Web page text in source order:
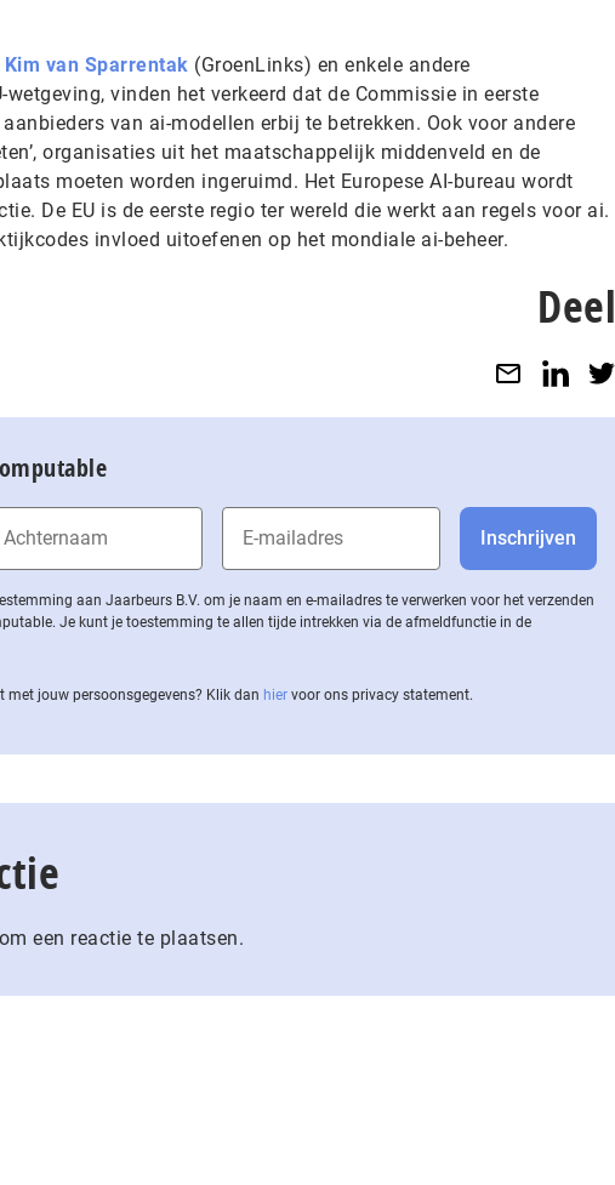
Kim van Sparrentak (GroenLinks) en enkele andere
wetgeving, vinden het verkeerd dat de Commissie in eerste
van ai-modellen erbij te betrekken. Ook voor andere
organisaties uit het maatschappelijk middenveld en de
moeten worden ingeruimd. Het Europese AI-bureau wordt
De EU is de eerste regio ter wereld die werkt aan regels voor ai.
invloed uitoefenen op het mondiale ai-beheer.
Deel
aan Jaarbeurs B.V. om je naam en e-mailadres te verwerken voor het verzenden
Je kunt je toestemming te allen tijde intrekken via de af­meld­func­tie in de
met jouw per­soons­ge­ge­vens? Klik dan hier voor ons privacy statement.
om een reactie te plaatsen.